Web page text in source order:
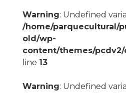
Warning: Undefined
/home/parquecultural/
old/wp-
content/themes/
line 13
Warning: Undefined